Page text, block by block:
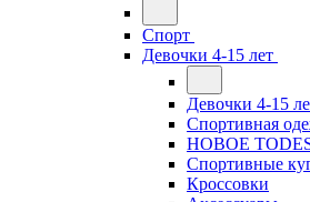
Спорт
Девочки 4-15 лет
Девочки 4-15
Спортивная
НОВОЕ TODES
Спортивные
Кроссовки